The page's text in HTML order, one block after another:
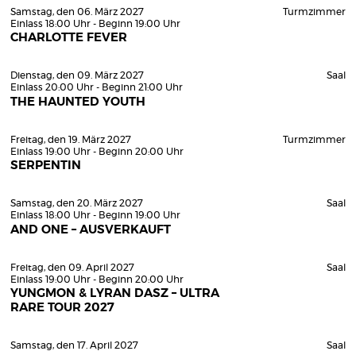
Samstag, den 06. März 2027
Einlass 18:00 Uhr - Beginn 19:00 Uhr
CHARLOTTE FEVER
Turmzimmer
Dienstag, den 09. März 2027
Einlass 20:00 Uhr - Beginn 21:00 Uhr
THE HAUNTED YOUTH
Saal
Freitag, den 19. März 2027
Einlass 19:00 Uhr - Beginn 20:00 Uhr
SERPENTIN
Turmzimmer
Samstag, den 20. März 2027
Einlass 18:00 Uhr - Beginn 19:00 Uhr
AND ONE – AUSVERKAUFT
Saal
Freitag, den 09. April 2027
Einlass 19:00 Uhr - Beginn 20:00 Uhr
YUNGMON & LYRAN DASZ – ULTRA
RARE TOUR 2027
Saal
Samstag, den 17. April 2027
Saal